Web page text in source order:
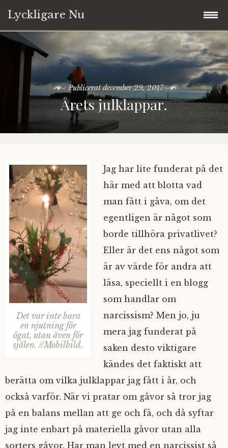
Lyckligare Nu
Hoppa
innehåll
Välkommen
Blogg
Annika
Tarot
Ta kontakt
Publiceratdecember 29, 2017
Årets julklappar.
Det var inte bara
en njutning för
ögat, utan även för
själen. //Mobilbild.
Jag har lite funderat på det
här med att blotta vad
man fått i gåva, om det
egentligen är något som
borde tillhöra privatlivet?
Eller är det ens något som
är av värde för andra att
läsa, speciellt i en blogg
som handlar om
narcissism? Men jo, ju
mera jag funderat på
saken desto viktigare
kändes det faktiskt att
berätta om vilka julklappar jag fått i år, och
också varför. När vi pratar om gåvor så tror jag
på en balans mellan att ge och få, och då syftar
jag inte enbart på materiella gåvor utan alla
sorters gåvor. Har man levt med en narcissist så